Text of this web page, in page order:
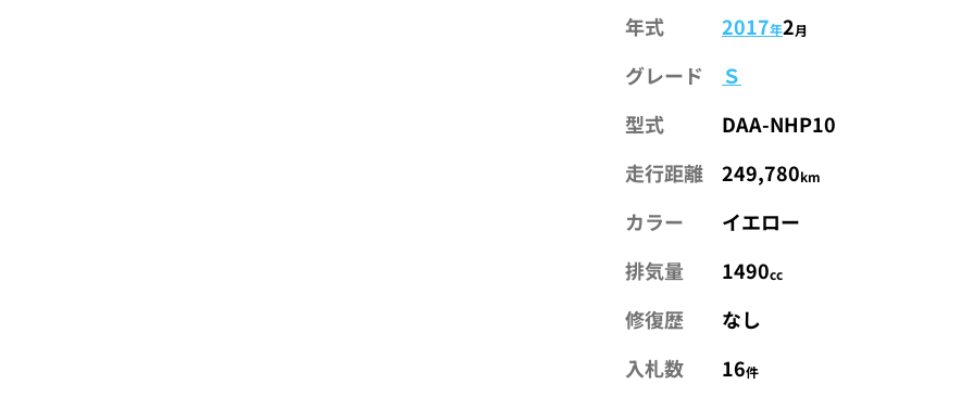
年式 2017年2月
グレード
Ｓ
型式
DAA-NHP10
走行距離
249,780km
カラー
イエロー
排気量
1490cc
修復歴
なし
入札数
16件